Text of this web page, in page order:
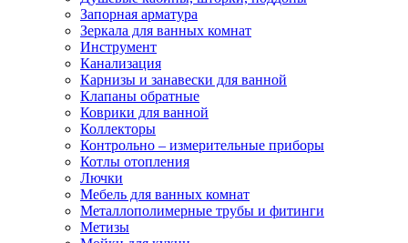
Запорная арматура
Зеркала для ванных комнат
Инструмент
Канализация
Карнизы и занавески для ванной
Клапаны обратные
Коврики для ванной
Коллекторы
Контрольно – измерительные приборы
Котлы отопления
Лючки
Мебель для ванных комнат
Металлополимерные трубы и фитинги
Метизы